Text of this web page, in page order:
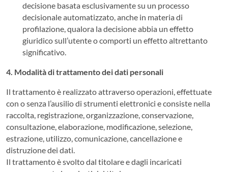
decisione basata esclusivamente su un processo
decisionale automatizzato, anche in materia di
profilazione, qualora la decisione abbia un effetto
giuridico sull’utente o comporti un effetto altrettanto
significativo.
4. Modalità di trattamento dei dati personali
Il trattamento è realizzato attraverso operazioni, effettuate
con o senza l’ausilio di strumenti elettronici e consiste nella
raccolta, registrazione, organizzazione, conservazione,
consultazione, elaborazione, modificazione, selezione,
estrazione, utilizzo, comunicazione, cancellazione e
distruzione dei dati.
Il trattamento è svolto dal titolare e dagli incaricati